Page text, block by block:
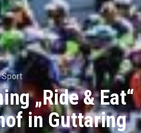
Sport
„Ride & Eat“
in Guttaring